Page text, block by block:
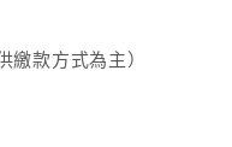
繳款方式為主）